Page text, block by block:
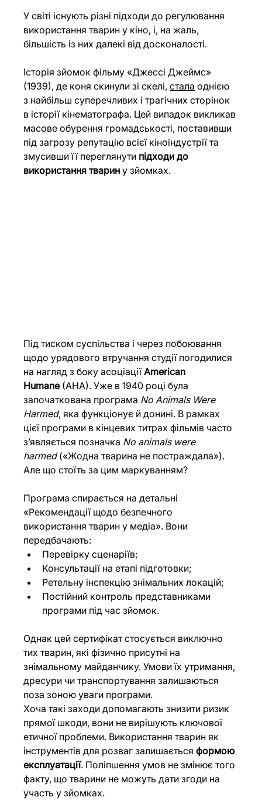
У світі існують різні підходи до регулювання
використання тварин у кіно, і, на жаль,
більшість із них далекі від досконалості.
Історія зйомок фільму «Джессі Джеймс»
(1939), де коня скинули зі скелі, стала однією
з найбільш суперечливих і трагічних сторінок
в історії кінематографа. Цей випадок викликав
масове обурення громадськості, поставивши
під загрозу репутацію всієї кіноіндустрії та
змусивши її переглянути підходи до
використання тварин у зйомках.
Під тиском суспільства і через побоювання
щодо урядового втручання студії погодилися
на нагляд з боку асоціації American
Humane (AHA). Уже в 1940 році була
започаткована програма No Animals Were
Harmed, яка функціонує й донині. В рамках
цієї програми в кінцевих титрах фільмів часто
з’являється позначка No animals were
harmed («Жодна тварина не постраждала»).
Але що стоїть за цим маркуванням?
Програма спирається на детальні
«Рекомендації щодо безпечного
використання тварин у медіа». Вони
передбачають:
Перевірку сценаріїв;
Консультації на етапі підготовки;
Ретельну інспекцію знімальних локацій;
Постійний контроль представниками
програми під час зйомок.
Однак цей сертифікат стосується виключно
тих тварин, які фізично присутні на
знімальному майданчику. Умови їх утримання,
дресури чи транспортування залишаються
поза зоною уваги програми.
Хоча такі заходи допомагають знизити ризик
прямої шкоди, вони не вирішують ключової
етичної проблеми. Використання тварин як
інструментів для розваг залишається формою
експлуатації. Поліпшення умов не змінює того
факту, що тварини не можуть дати згоди на
участь у зйомках.